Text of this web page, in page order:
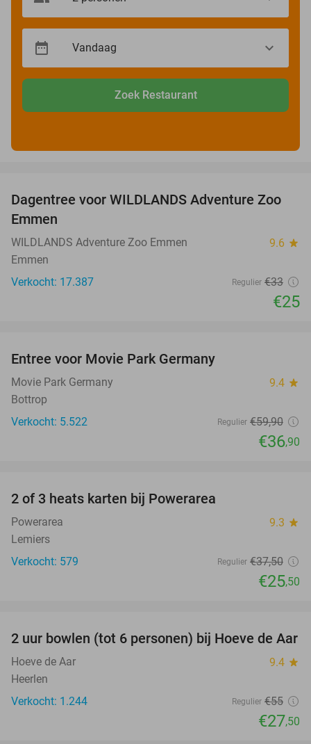
Zoek Restaurant
24%
Dagentree voor WILDLANDS Adventure Zoo
Emmen
WILDLANDS Adventure Zoo Emmen 9.6 star
Emmen
Verkocht: 17.387
Regulier €33
€25
Entree voor Movie Park Germany
Movie Park Germany 9.4 star
Bottrop
Verkocht: 5.522
Regulier €59,90
€36,90
2 of 3 heats karten bij Powerarea
Powerarea 9.3 star
Lemiers
Verkocht: 579
Regulier €37,50
€25,50
50%
2 uur bowlen (tot 6 personen) bij Hoeve de Aar
Hoeve de Aar 9.4 star
Heerlen
Verkocht: 1.244
Regulier €55
€27,50